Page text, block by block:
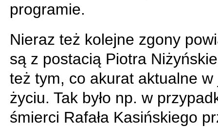
programie.
Nieraz też kolejne zgony
są z postacią Piotra
też tym, co akurat aktualne w
życiu. Tak było np. w
śmierci Rafała Kasińskiego